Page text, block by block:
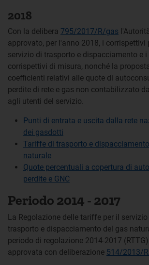
2018
Con la delibera 795/2017/R/gas
approvato, per l'anno 2018, i corrispettivi
servizio di trasporto e dispacciamento e i
corrispettivi di misura, nonché la
coefficienti relativi alle quote di
perdite di rete e gas non contabilizzato
agli utenti del servizio.
Punti di entrata e uscita dalla rete
dei gasdotti
Tariffe di trasporto e
naturale
Quote percentuali a copertura di
perdite e GNC
Periodo 2014 - 2017
La Regolazione delle tariffe per il servizio
trasporto e dispacciamento del gas
periodo di regolazione 2014-2017
approvata con deliberazione 514/2013/